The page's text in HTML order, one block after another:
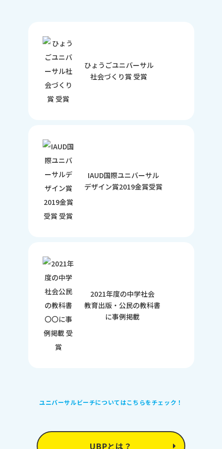
ひょうごユニバーサル
社会づくり賞 受賞
IAUD国際ユニバーサル
デザイン賞2019金賞受賞
2021年度の中学社会
教育出版・公民の教科書
に事例掲載
ユニバーサルビーチについてはこちらをチェック！
UBPとは？